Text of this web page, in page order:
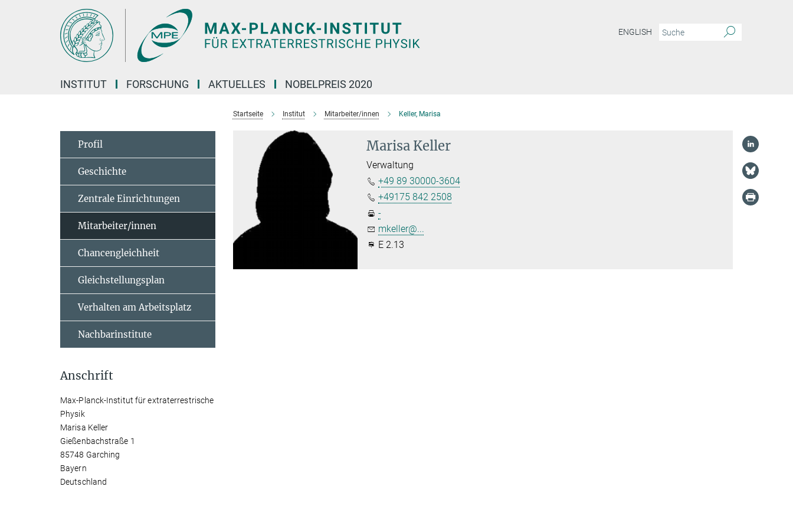
ENGLISH
INSTITUT FORSCHUNG AKTUELLES NOBELPREIS 2020
Startseite Institut Mitarbeiter/innen Keller, Marisa
Marisa Keller
Verwaltung
+49 89 30000-3604
+49175 842 2508
-
mkeller@...
E 2.13
Profil
Geschichte
Zentrale Einrichtungen
Mitarbeiter/innen
Chancengleichheit
Gleichstellungsplan
Verhalten am Arbeitsplatz
Nachbarinstitute
Anschrift
Max-Planck-Institut für extraterrestrische
Physik
Marisa Keller
Gießenbachstraße 1
85748 Garching
Bayern
Deutschland